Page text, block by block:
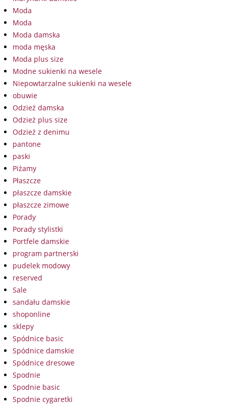
Moda
Moda
Moda damska
moda męska
Moda plus size
Modne sukienki na wesele
Niepowtarzalne sukienki na wesele
obuwie
Odzież damska
Odzież plus size
Odzież z denimu
pantone
paski
Piżamy
Płaszcze
płaszcze damskie
płaszcze zimowe
Porady
Porady stylistki
Portfele damskie
program partnerski
pudelek modowy
reserved
Sale
sandału damskie
shoponline
sklepy
Spódnice basic
Spódnice damskie
Spódnice dresowe
Spodnie
Spodnie basic
Spodnie cygaretki